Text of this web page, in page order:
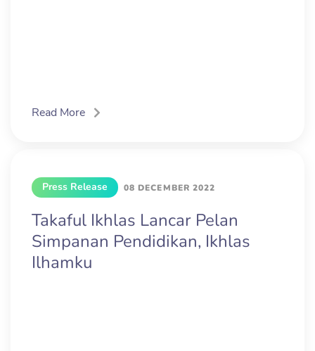
Read More
Press Release 08 DECEMBER 2022
Takaful Ikhlas Lancar Pelan
Simpanan Pendidikan, Ikhlas
Ilhamku